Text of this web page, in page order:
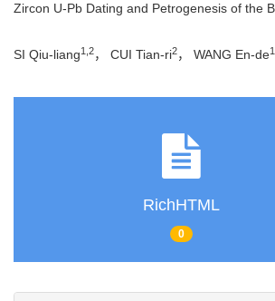
Zircon U-Pb Dating and Petrogenesis of the
SI Qiu-liang1,2， CUI Tian-ri2， WANG En-de1
RichHTML
0